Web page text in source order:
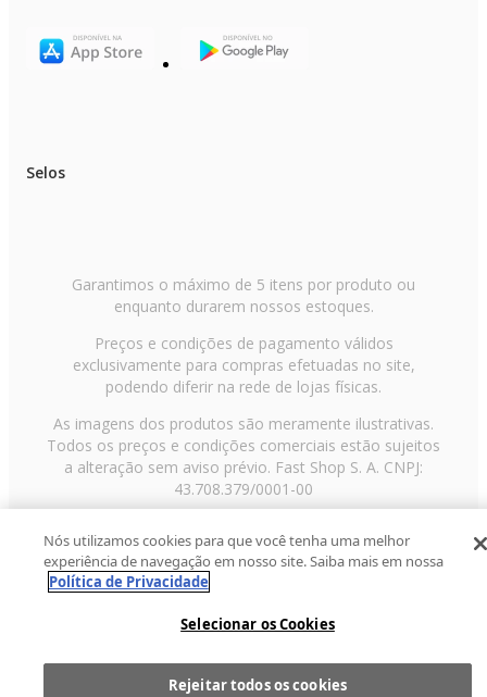
Selos
Garantimos o máximo de 5 itens por produto ou
enquanto durarem nossos estoques.
Preços e condições de pagamento válidos
exclusivamente para compras efetuadas no site,
podendo diferir na rede de lojas físicas.
As imagens dos produtos são meramente ilustrativas.
Todos os preços e condições comerciais estão sujeitos
a alteração sem aviso prévio. Fast Shop S. A. CNPJ:
43.708.379/0001-00
Paulo/SP, CEP 02029-001, Telefone: 11 3003-3728 ©
2013 Fast Shop - Todos os direitos reservadosRF
Nós utilizamos cookies para que você tenha uma melhor
experiência de navegação em nosso site. Saiba mais em nossa
Política de Privacidade
Selecionar os Cookies
Rejeitar todos os cookies